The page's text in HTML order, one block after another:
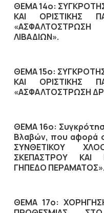
ΘΕΜΑ 14ο:
ΚΑΙ ΟΡΙΣΤΙΚΗΣ
ΛΙΒΑΔΙΩΝ».
ΘΕΜΑ 15ο:
ΚΑΙ ΟΡΙΣΤΙΚΗΣ
«ΑΣΦΑΛΤΟΣΤΡΩΣΗ
ΘΕΜΑ 16ο:
Βλαβών, που αφορά
ΣΥΝΘΕΤΙΚΟΥ
ΣΚΕΠΑΣΤΡΟΥ ΚΑΙ
ΓΗΠΕΔΟ ΠΕΡΑΜΑΤΟΣ».
ΘΕΜΑ 17ο: